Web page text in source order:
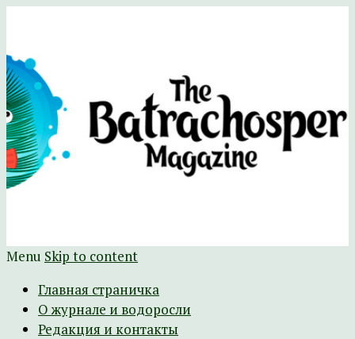
The Batrachospermum Magazine
Батрахоспермум (официальный сайт)
Menu Skip to content
Главная страничка
О журнале и водоросли
Редакция и контакты